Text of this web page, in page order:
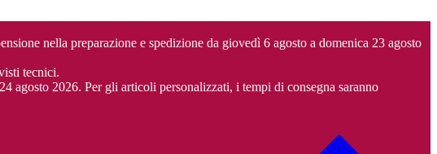
nella preparazione e spedizione da giovedì 6 agosto a domenica 23 agosto
tecnici.
agosto 2026. Per gli articoli personalizzati, i tempi di consegna saranno